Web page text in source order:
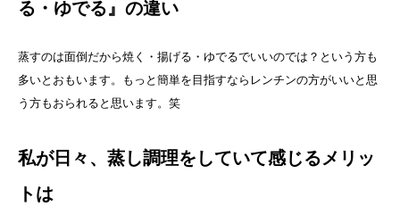
る・ゆでる』の違い
蒸すのは面倒だから焼く・揚げる・ゆでるでいいのでは？という方も
多いとおもいます。もっと簡単を目指すならレンチンの方がいいと思
う方もおられると思います。笑
私が日々、蒸し調理をしていて感じるメリッ
トは